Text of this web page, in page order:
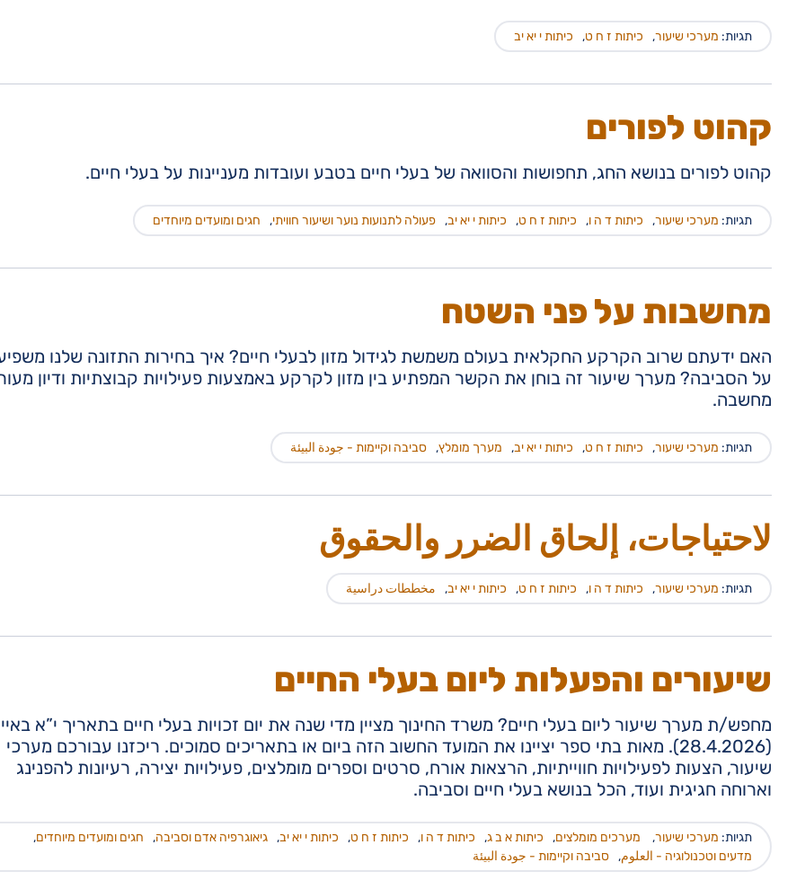
תגיות: מערכי שיעור, כיתות ז ח ט, כיתות י יא יב
קהוט לפורים
קהוט לפורים בנושא החג, תחפושות והסוואה של בעלי חיים בטבע ועובדות מעניינות על בעלי חיים.
תגיות: מערכי שיעור, כיתות ד ה ו, כיתות ז ח ט, כיתות י יא יב, פעולה לתנועות נוער ושיעור חוויתי, חגים ומועדים מיוחדים
מחשבות על פני השטח
האם ידעתם שרוב הקרקע החקלאית בעולם משמשת לגידול מזון לבעלי חיים? איך בחירות התזונה שלנו
על הסביבה? מערך שיעור זה בוחן את הקשר המפתיע בין מזון לקרקע באמצעות פעילויות קבוצתיות ודיון
מחשבה.
תגיות: מערכי שיעור, כיתות ז ח ט, כיתות י יא יב, מערך מומלץ, סביבה וקיימות - جودة البيئة
لاحتياجات، إلحاق الضرر والحقوق
תגיות: מערכי שיעור, כיתות ד ה ו, כיתות ז ח ט, כיתות י יא יב, مخططات دراسية
שיעורים והפעלות ליום בעלי החיים
מחפש/ת מערך שיעור ליום בעלי חיים? משרד החינוך מציין מדי שנה את יום זכויות בעלי חיים בתאריך י”א
(28.4.2026). מאות בתי ספר יציינו את המועד החשוב הזה ביום או בתאריכים סמוכים. ריכזנו עבורכם מערכי
שיעור, הצעות לפעילויות חווייתיות, הרצאות אורח, סרטים וספרים מומלצים, פעילויות יצירה, רעיונות להפנינג
וארוחה חגיגית ועוד, הכל בנושא בעלי חיים וסביבה.
תגיות: מערכי שיעור, מערכים מומלצים, כיתות א ב ג, כיתות ד ה ו, כיתות ז ח ט, כיתות י יא יב, גיאוגרפיה אדם וסביבה, חגים ומועדים מיוחדים,
מדעים וטכנולוגיה - العلوم, סביבה וקיימות - جودة البيئة